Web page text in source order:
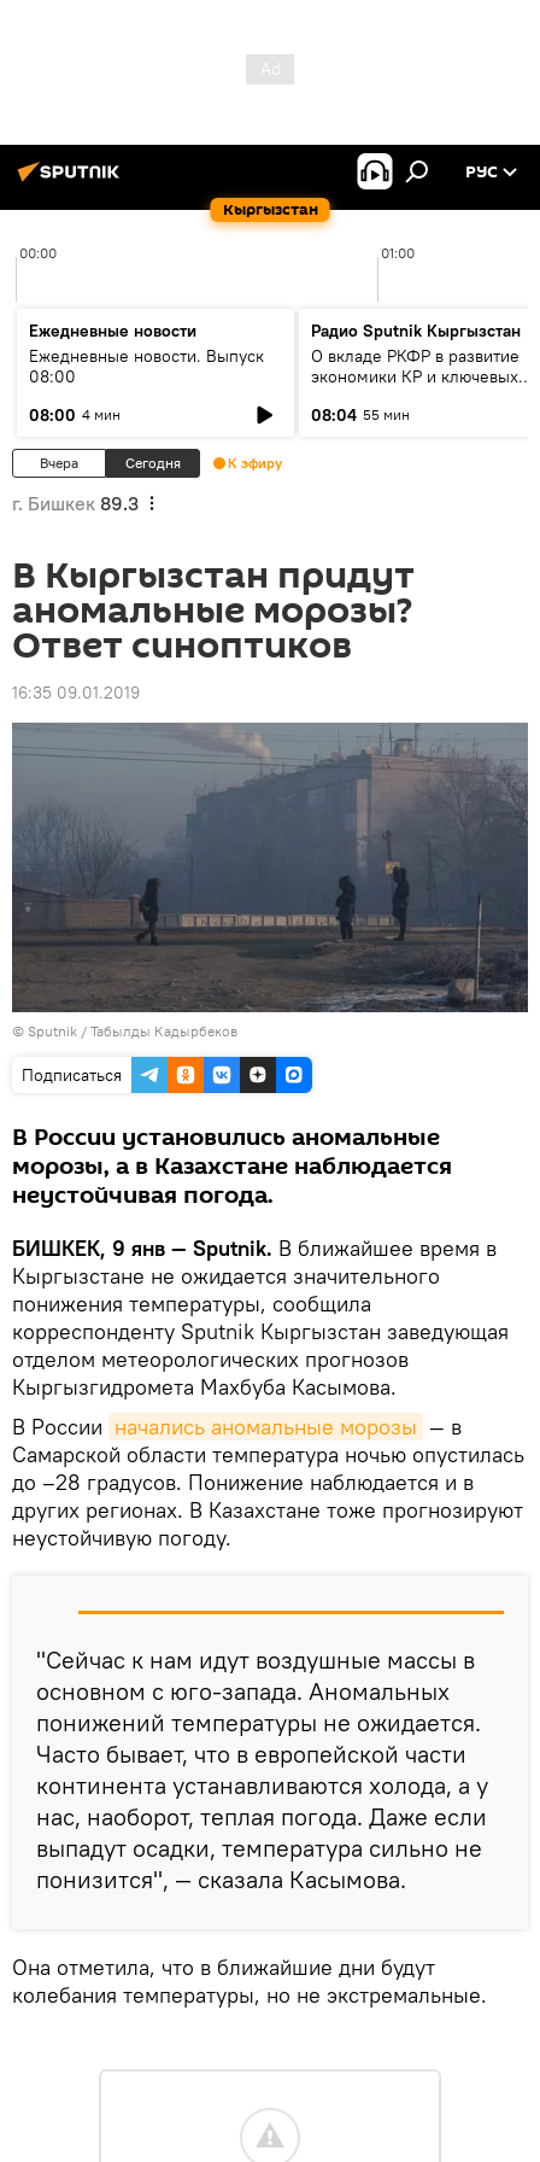
Кыргызстан
РУС
00:00 01:00
Ежедневные новости
Ежедневные новости. Выпуск
08:00
08:00 4 мин
Радио Sputnik Кыргызстан
О вкладе РКФР в развитие
экономики КР и ключевых
08:04 55 мин
Вчера Сегодня К эфиру
г. Бишкек 89.3
В Кыргызстан придут
аномальные морозы?
Ответ синоптиков
16:35 09.01.2019
© Sputnik / Табылды Кадырбеков
Подписаться
В России установились аномальные
морозы, а в Казахстане наблюдается
неустойчивая погода.
БИШКЕК, 9 янв — Sputnik. В ближайшее время в
Кыргызстане не ожидается значительного
понижения температуры, сообщила
корреспонденту Sputnik Кыргызстан заведующая
отделом метеорологических прогнозов
Кыргызгидромета Махбуба Касымова.
В России начались аномальные морозы — в
Самарской области температура ночью опустилась
до –28 градусов. Понижение наблюдается и в
других регионах. В Казахстане тоже прогнозируют
неустойчивую погоду.
"Сейчас к нам идут воздушные массы в
основном с юго-запада. Аномальных
понижений температуры не ожидается.
Часто бывает, что в европейской части
континента устанавливаются холода, а у
нас, наоборот, теплая погода. Даже если
выпадут осадки, температура сильно не
понизится", — сказала Касымова.
Она отметила, что в ближайшие дни будут
колебания температуры, но не экстремальные.